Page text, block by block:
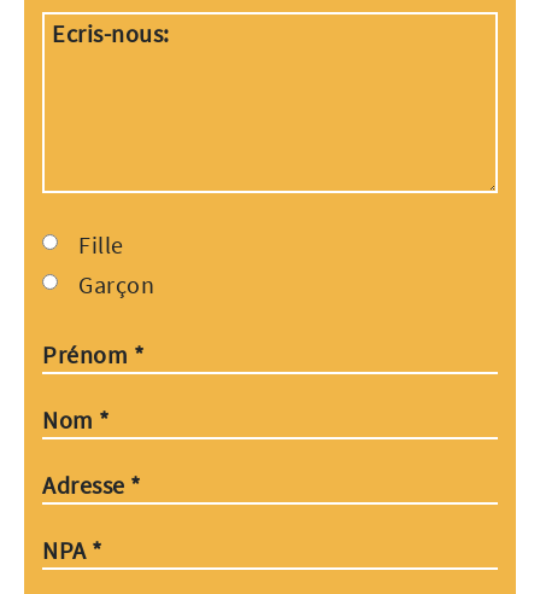
Ecris-nous:
Fille
Garçon
Prénom *
Nom *
Adresse *
NPA *